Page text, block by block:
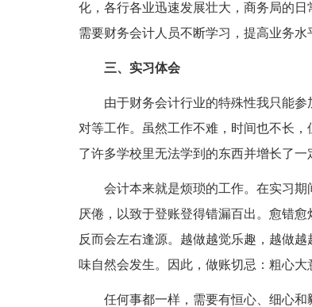
化，各行各业迅速发展壮大，商务局的
需要财务会计人员不断学习，提高业务水
三、实习体会
由于财务会计行业的特殊性我只能参
对等工作。虽然工作不难，时间也不长
了许多学校里无法学到的东西并增长了一
会计本来就是烦琐的工作。在实习期
厌倦，以致于登账登得错漏百出。愈错
反而会左右逢源。越做越觉乐趣，越做
味自然会发生。因此，做账切忌：粗心
任何事都一样，需要有恒心、细心和